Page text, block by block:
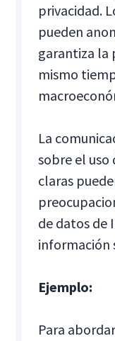
privacidad.
pueden
garantiza la
mismo
La
sobre el uso
claras
de datos de
información
Ejemplo:
Para